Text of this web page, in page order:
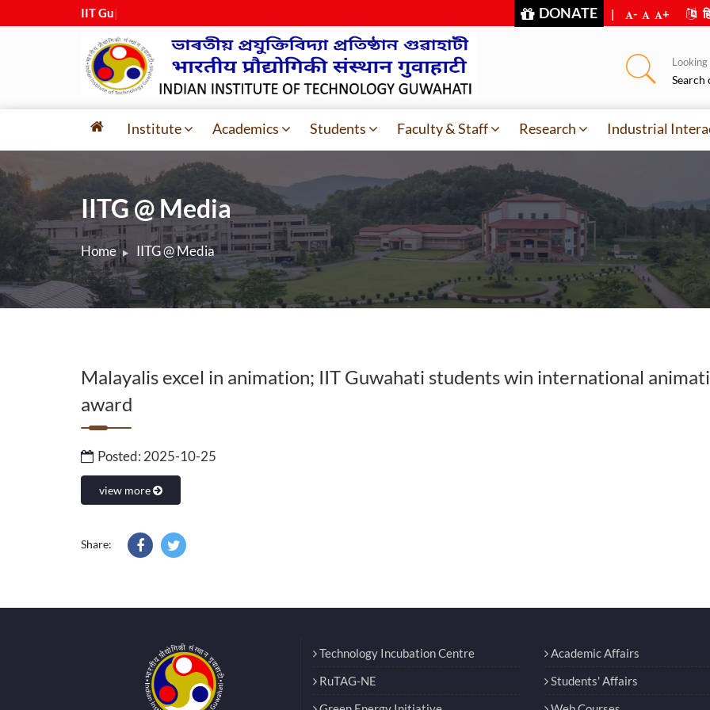
IIT Guwah DONATE | - +
Looking
Search
Institute Academics Students Faculty & Staff Research Industrial
IITG @ Media
Home IITG @ Media
Malayalis excel in animation; IIT Guwahati students win international
award
Posted: 2025-10-25
view more
Share:
आईआईटी गुवाहाटी की टीम ने ग्लोबल 24 ऑवर्स
एनिमेशन कॉन्टेस्ट 2025 में जीता
Technology Incubation Centre
RuTAG-NE
Academic Affairs
Students' Affairs